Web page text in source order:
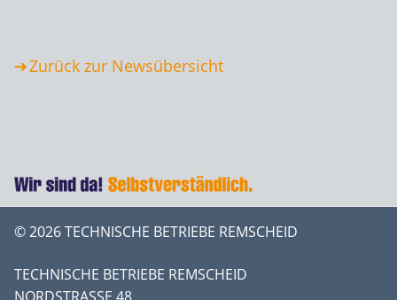
Zurück zur Newsübersicht
© 2026 TECHNISCHE BETRIEBE REMSCHEID
TECHNISCHE BETRIEBE REMSCHEID